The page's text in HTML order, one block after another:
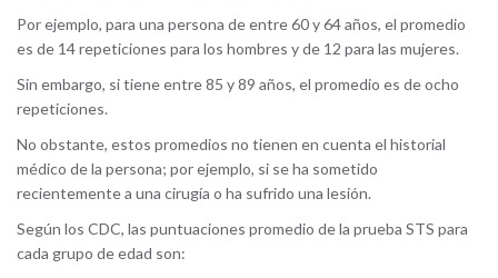
Por ejemplo, para una persona de entre 60 y 64 años, el promedio
es de 14 repeticiones para los hombres y de 12 para las mujeres.
Sin embargo, si tiene entre 85 y 89 años, el promedio es de ocho
repeticiones.
No obstante, estos promedios no tienen en cuenta el historial
médico de la persona; por ejemplo, si se ha sometido
recientemente a una cirugía o ha sufrido una lesión.
Según los CDC, las puntuaciones promedio de la prueba STS para
cada grupo de edad son: